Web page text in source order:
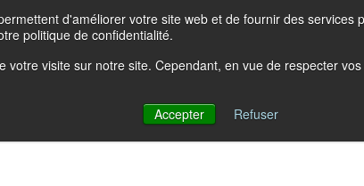
d'améliorer votre site web et de fournir des
politique de confidentialité.
visite sur notre site. Cependant, en vue de respecter
Accepter
Refuser
? Solutions Produits Partenaires